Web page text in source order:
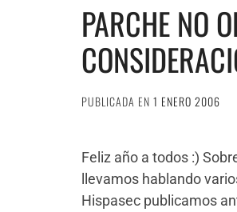
PARCHE NO
PUBLICADA EN 1 ENERO 2006
Feliz año a todos :)
llevamos hablando
Hispasec publicamos